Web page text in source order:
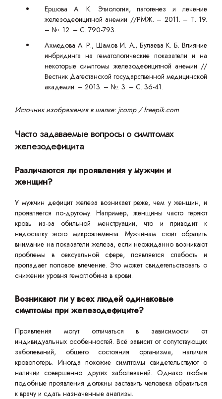
Ершова А. К. Этиология, патогенез и лечение
железодефицитной анемии //РМЖ. – 2011. – Т. 19.
– №. 12. – С. 790-793.
Ахмедова А. Р., Шамов И. А., Булаева К. Б. Влияние
инбридинга на гематологические показатели и на
некоторые симптомы железодефицитной анемии //
Вестник Дагестанской государственной медицинской
академии. – 2013. – №. 3. – С. 36-41.
Источник изображения в шапке: jcomp / freepik.com
Часто задаваемые вопросы о симптомах
железодефицита
Различаются ли проявления у мужчин и
женщин?
У мужчин дефицит железа возникает реже, чем у женщин, и
проявляется по-другому. Например, женщины часто теряют
кровь из-за обильной менструации, что и приводит к
недостатку этого микроэлемента. Мужчинам стоит обратить
внимание на показатели железа, если неожиданно возникают
проблемы в сексуальной сфере, появляется слабость и
пропадает половое влечение. Это может свидетельствовать о
снижении уровня гемоглобина в крови.
Возникают ли у всех людей одинаковые
симптомы при железодефиците?
Проявления могут отличаться в зависимости от
индивидуальных особенностей. Всё зависит от сопутствующих
заболеваний, общего состояния организма, наличия
кровопотерь. Иногда похожие симптомы свидетельствуют о
наличии совершенно других заболеваний. Однако любые
подобные проявления должны заставить человека обратиться
к врачу и сдать назначенные анализы.